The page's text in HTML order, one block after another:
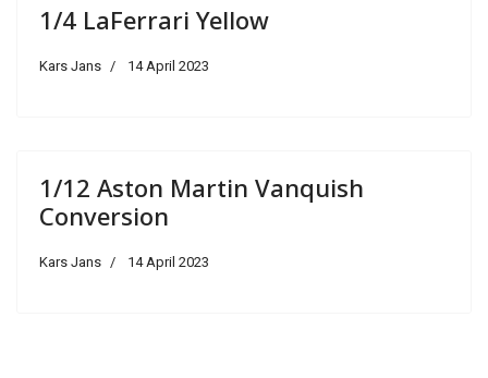
1/4 LaFerrari Yellow
Kars Jans 14 April 2023
1/12 Aston Martin Vanquish
Conversion
Kars Jans 14 April 2023